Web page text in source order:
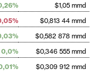
$1,05 mmd
$0,813 44 mmd
$0,582 878 mmd
0,0%
$0,346 555 mmd
$0,309 912 mmd